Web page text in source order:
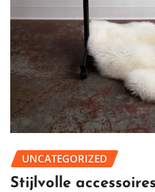
UNCATEGORIZED
Stijlvolle